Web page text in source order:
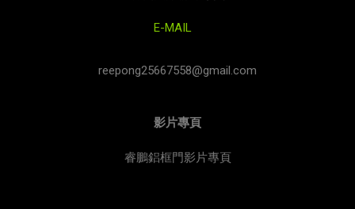
E-MAIL
reepong25667558@gmail.com
影片專頁
睿鵬鋁框門影片專頁